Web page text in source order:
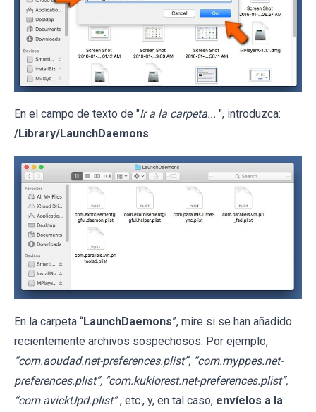
En el campo de texto de "Ir a la carpeta... ", introduzca:
/Library/LaunchDaemons
En la carpeta “LaunchDaemons”, mire si se han añadido
recientemente archivos sospechosos. Por ejemplo,
“com.aoudad.net-preferences.plist”, “com.myppes.net-
preferences.plist”, "com.kuklorest.net-preferences.plist”,
“com.avickUpd.plist” , etc., y, en tal caso, envíelos a la